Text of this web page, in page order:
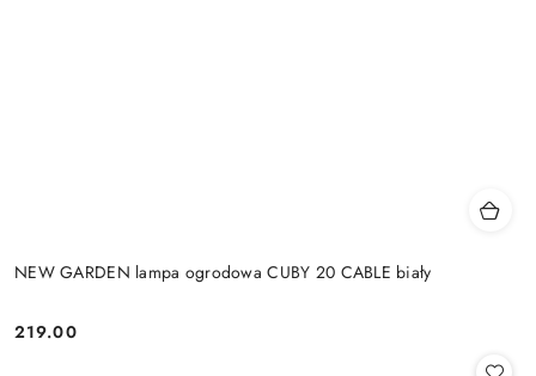
NEW GARDEN lampa ogrodowa CUBY 20 CABLE biały
Cena:
219.00